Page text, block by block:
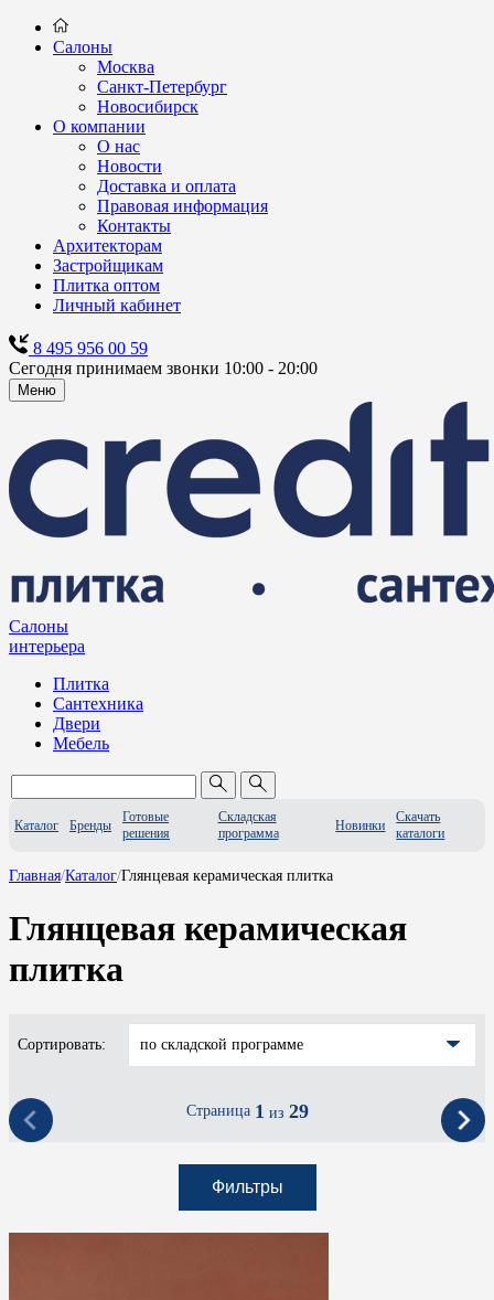
Салоны
Москва
Санкт-Петербург
Новосибирск
О компании
О нас
Новости
Доставка и оплата
Правовая информация
Контакты
Архитекторам
Застройщикам
Плитка оптом
Личный кабинет
8 495 956 00 59
Сегодня принимаем звонки 10:00 - 20:00
Меню
Салоны
интерьера
Плитка
Сантехника
Двери
Мебель
Каталог Бренды
Готовые
решения
Складская
программа
Новинки
Скачать
каталоги
Главная/Каталог/Глянцевая керамическая плитка
Глянцевая керамическая
плитка
Сортировать: по складской программе
Страница 1 из 29
Фильтры